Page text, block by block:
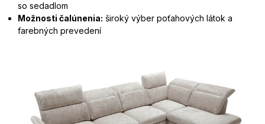
so sedadlom
Možnosti čalúnenia: široký výber poťahových látok a
farebných prevedení